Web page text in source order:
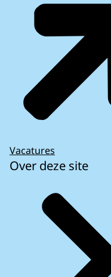
Vacatures
Over deze site